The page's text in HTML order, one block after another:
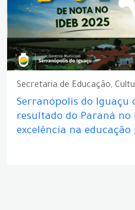
Secretaria de Educação,
Serranópolis do Iguaçu
resultado do Paraná no
excelência na educação